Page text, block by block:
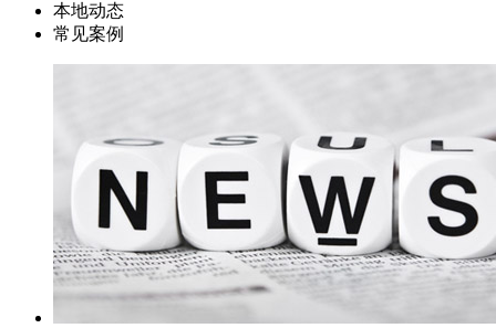
本地动态
常见案例